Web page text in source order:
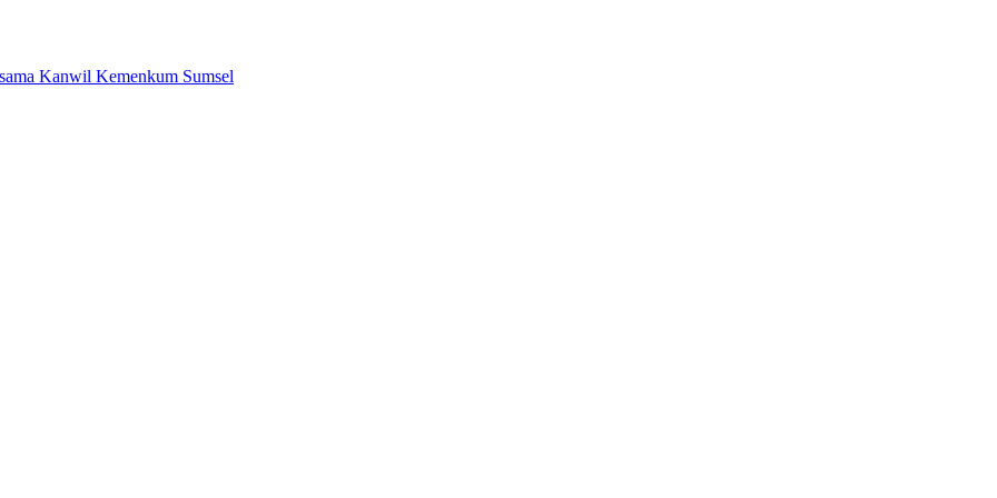
Kanwil Kemenkum Sumsel
dengan Harga Spesial
Menuju Pemilu 2029
4 Dukung Kedaulatan Energi